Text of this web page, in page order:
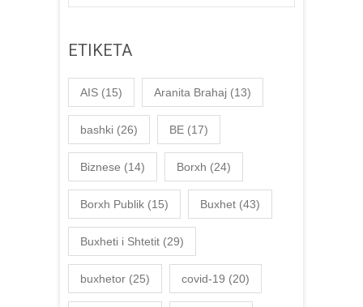
ETIKETA
AIS (15) Aranita Brahaj (13)
bashki (26) BE (17)
Biznese (14) Borxh (24)
Borxh Publik (15) Buxhet (43)
Buxheti i Shtetit (29)
buxhetor (25) covid-19 (20)